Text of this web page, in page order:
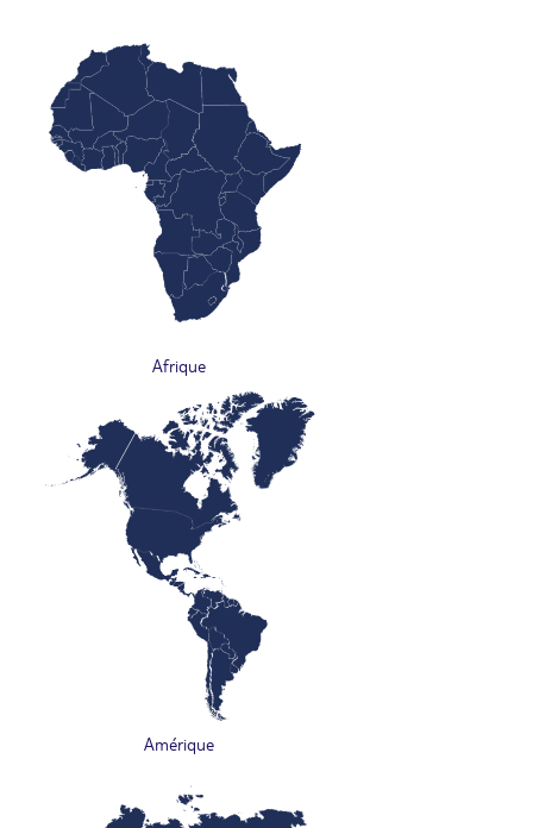
Afrique
Amérique